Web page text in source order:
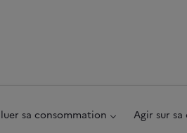
sa consommation Agir sur